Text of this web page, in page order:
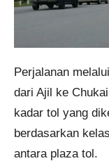
Perjalanan
dari Ajil ke
kadar tol yang
berdasarkan
antara plaza tol.